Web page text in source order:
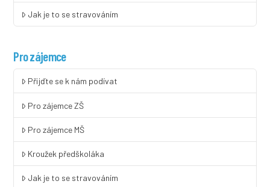
Jak je to se stravováním
Pro zájemce
Přijďte se k nám podívat
Pro zájemce ZŠ
Pro zájemce MŠ
Kroužek předškoláka
Jak je to se stravováním